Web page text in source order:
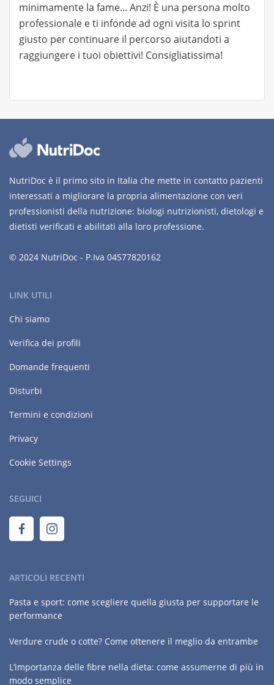
minimamente la fame... Anzi! È una persona molto
professionale e ti infonde ad ogni visita lo sprint
giusto per continuare il percorso aiutandoti a
raggiungere i tuoi obiettivi! Consigliatissima!
NutriDoc è il primo sito in Italia che mette in contatto pazienti
interessati a migliorare la propria alimentazione con veri
professionisti della nutrizione: biologi nutrizionisti, dietologi e
dietisti verificati e abilitati alla loro professione.
© 2024 NutriDoc - P.Iva 04577820162
LINK UTILI
Chi siamo
Verifica dei profili
Domande frequenti
Disturbi
Termini e condizioni
Privacy
Cookie Settings
SEGUICI
ARTICOLI RECENTI
Pasta e sport: come scegliere quella giusta per supportare le
performance
Verdure crude o cotte? Come ottenere il meglio da entrambe
L’importanza delle fibre nella dieta: come assumerne di più in
modo semplice